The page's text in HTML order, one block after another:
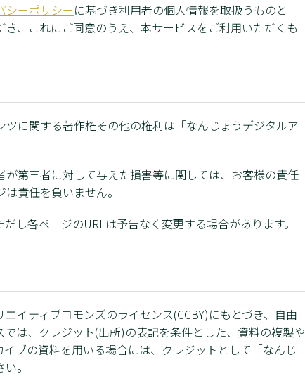
シーポリシーに基づき利用者の個人情報を取扱うものと
、これにご同意のうえ、本サービスをご利用いただくも
に関する著作権その他の権利は「なんじょうデジタルア
第三者に対して与えた損害等に関しては、お客様の責任
責任を負いません。
し各ページのURLは予告なく変更する場合があります。
イティブコモンズのライセンス(CCBY)にもとづき、自由
は、クレジット(出所)の表記を条件とした、資料の複製や
ブの資料を用いる場合には、クレジットとして「なんじ
。